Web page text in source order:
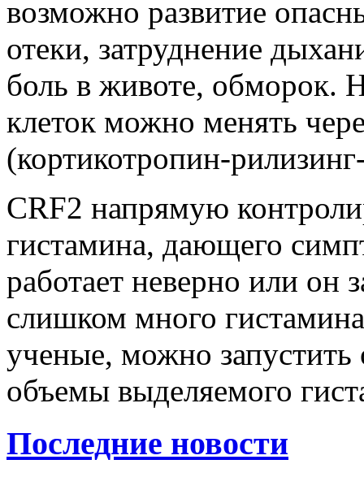
возможно развитие
отеки, затруднение
боль в животе, обморок.
клеток можно менять
(кортикотропин-
CRF2 напрямую
гистамина, дающего
работает неверно или он
слишком много
ученые, можно запустить
объемы выделяемого
Последние новости